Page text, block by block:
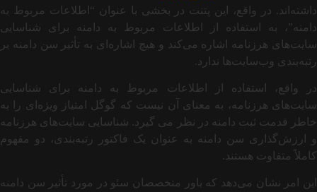
داشته‌اند. در واقع، این پتنت در بخشی با عنوان “اطلاعات مربوط به
دامنه”، به استفاده از اطلاعات مربوط به دامنه برای شناسایی
سایت‌های هرزنامه اشاره می‌کند و هیچ اشاره‌ای به تأثیر سن دامنه بر
رتبه‌بندی وب‌سایت‌ها ندارد.
در واقع، استفاده از اطلاعات مربوط به دامنه برای شناسایی
سایت‌های هرزنامه، به معنای آن نیست که گوگل امتیاز ویژه‌ای را به
خاطر قدمت ثبت دامنه در نظر می گیرد. شناسایی سایت‌های هرزنامه
و ارزش‌گذاری سن دامنه به عنوان یک فاکتور رتبه‌بندی، دو مفهوم
کاملاً متفاوت هستند.
این امر نشان می‌دهد که باور متخصصان سئو در مورد تأثیر سن دامنه